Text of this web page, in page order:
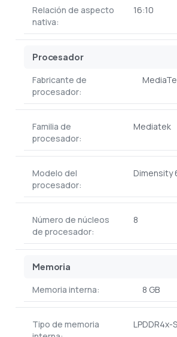
Relación de aspecto
nativa:
16:10
Procesador
Fabricante de
procesador:
Familia de
procesador:
Mediatek
Modelo del
procesador:
Dimensity
Número de núcleos
de procesador:
8
Memoria
Memoria interna: 8 GB
Tipo de memoria
LPDDR4x-